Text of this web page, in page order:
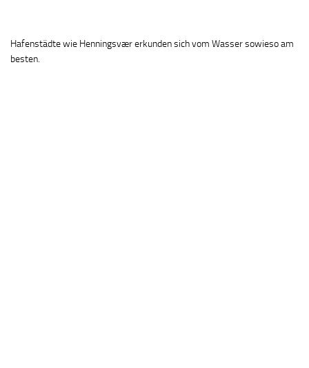
Hafenstädte wie Henningsvær erkunden sich vom Wasser sowieso am
besten.